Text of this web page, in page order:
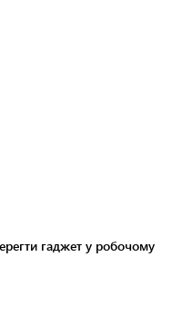
гаджет у робочому